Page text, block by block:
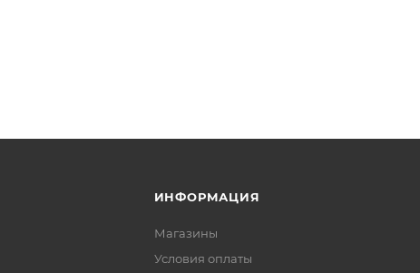
ИНФОРМАЦИЯ
Магазины
Условия оплаты